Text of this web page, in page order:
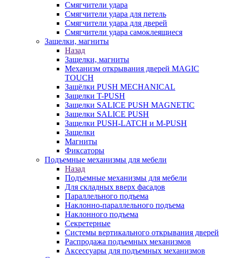
Смягчители удара
Смягчители удара для петель
Смягчители удара для дверей
Cмягчители удара самоклеящиеся
Защелки, магниты
Назад
Защелки, магниты
Механизм открывания дверей MAGIC
TOUCH
Защёлки PUSH MECHANICAL
Защелки T-PUSH
Защелки SALICE PUSH MAGNETIC
Защелки SALICE PUSH
Защелки PUSH-LATCH и M-PUSH
Защелки
Магниты
Фиксаторы
Подъемные механизмы для мебели
Назад
Подъемные механизмы для мебели
Для складных вверх фасадов
Параллельного подъема
Наклонно-параллельного подъема
Наклонного подъема
Секретерные
Системы вертикального открывания дверей
Распродажа подъемных механизмов
Аксессуары для подъемных механизмов